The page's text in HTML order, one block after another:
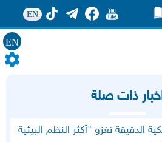
EN
EN
ذات صلة
الدقيقة تغزو "أكثر النظم البيئية